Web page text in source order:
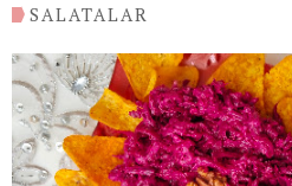
SALATALAR